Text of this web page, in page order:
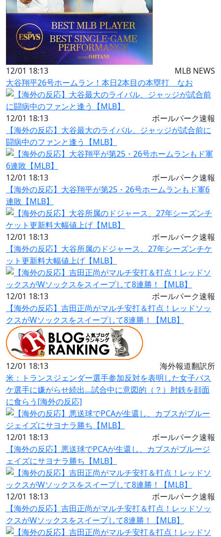
12/01 18:13
MLB NEWS
大谷翔平26号ホームラン！本日2本目の本塁打 なお
12/01 18:13
ボールパーク速報
【海外の反応】大谷最大のライバル、ジャッジが試合前に
闘病中のファンと逢う【MLB】
12/01 18:13
ボールパーク速報
【海外の反応】大谷翔平が第25・26号ホームランもド軍6
連敗【MLB】
12/01 18:13
ボールパーク速報
【海外の反応】大谷所属のドジャース、27年シーズンチケ
ット更新料大幅値上げ【MLB】
12/01 18:13
ボールパーク速報
【海外の反応】吉田正尚がマルチ安打＆打点！レッドソッ
クスがWソックスをスイープして8連勝！【MLB】
12/01 18:13
海外報道翻訳所
米：トランスジェンダー選手参加反対を表明した女子バス
ケ選手に嫌がらせ続出…試合中に意図的（？）肘鉄を顔面
に食らう[海外の反応]
12/01 18:13
ボールパーク速報
【海外の反応】悪送球でPCAが生還し、カブスがブルージ
ェイズにサヨナラ勝ち【MLB】
12/01 18:13
ボールパーク速報
【海外の反応】吉田正尚がマルチ安打＆打点！レッドソッ
クスがWソックスをスイープして8連勝！【MLB】